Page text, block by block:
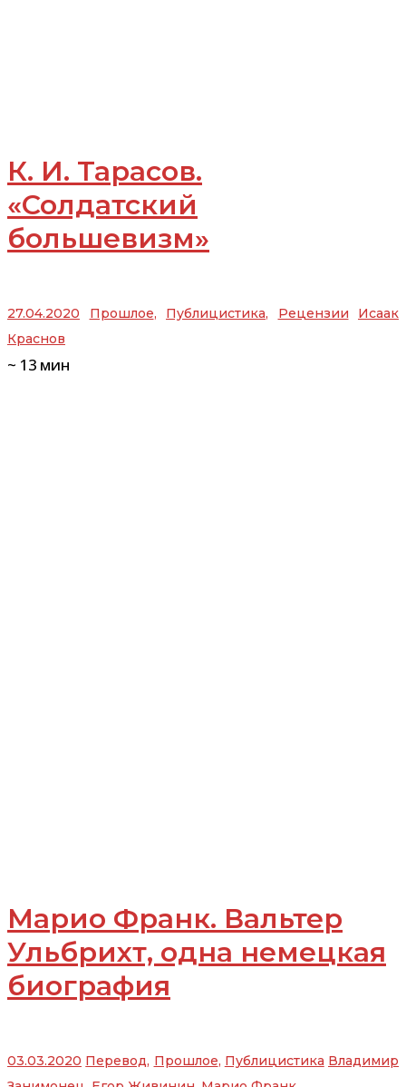
К. И. Тарасов.
«Солдатский
большевизм»
27.04.2020 Прошлое, Публицистика, Рецензии
Исаак
Краснов
~ 13 мин
Марио Франк. Вальтер
Ульбрихт, одна немецкая
биография
03.03.2020 Перевод, Прошлое, Публицистика Владимир